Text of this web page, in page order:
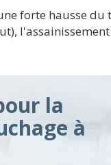
forte hausse
la
à